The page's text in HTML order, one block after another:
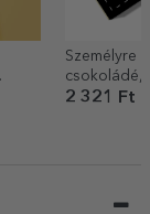
Személyre
csokoládé,
oldalán a
2 321 Ft